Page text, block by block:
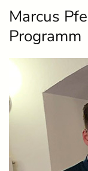
Marcus
Programm